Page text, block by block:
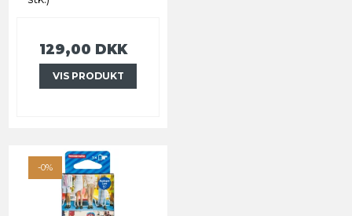
129,00 DKK
VIS PRODUKT
-0%